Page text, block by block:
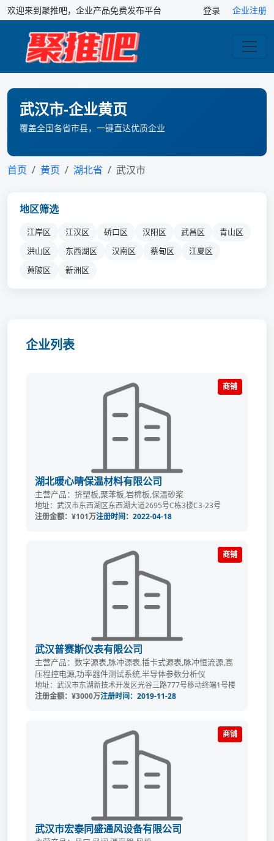
欢迎来到聚推吧，企业产品免费发布平台 登录 企业注册
武汉市-企业黄页
覆盖全国各省市县，一键直达优质企业
首页 黄页 湖北省 武汉市
地区筛选
江岸区 江汉区 硚口区 汉阳区 武昌区
青山区
洪山区
东西湖区 汉南区 蔡甸区
江夏区
黄陂区
新洲区
企业列表
湖北暖心晴保温材料有限公司
主营产品：挤塑板,聚苯板,岩棉板,保温砂浆
地址：武汉市东西湖区东西湖大道2695号C栋3楼C3-23号
注册金额：¥101万注册时间：2022-04-18
商铺
武汉普赛斯仪表有限公司
主营产品：数字源表,脉冲源表,插卡式源表,脉冲恒流源,高
压程控电源,功率器件测试系统,半导体参数分析仪
地址：武汉市东湖新技术开发区光谷三路777号移动终端1号楼
注册金额：¥3000万注册时间：2019-11-28
商铺
武汉市宏泰同盛通风设备有限公司
商铺